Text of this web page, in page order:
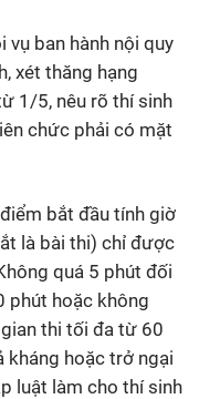
ban hành nội quy
xét thăng hạng
1/5, nêu rõ thí sinh
chức phải có mặt
bắt đầu tính giờ
là bài thi) chỉ được
quá 5 phút đối
phút hoặc không
thi tối đa từ 60
kháng hoặc trở ngại
luật làm cho thí sinh